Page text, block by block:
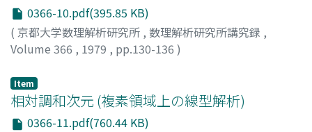
0366-10.pdf(395.85 KB)
( 京都大学数理解析研究所 , 数理解析研究所講究録 ,
Volume 366 , 1979 , pp.130-136 )
Item
相対調和次元 (複素領域上の線型解析)
0366-11.pdf(760.44 KB)